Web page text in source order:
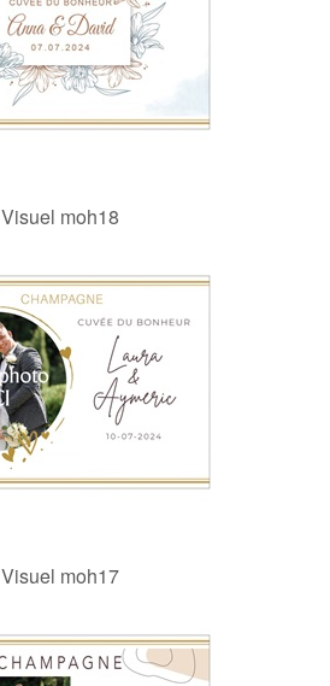
Visuel moh18
Visuel moh17